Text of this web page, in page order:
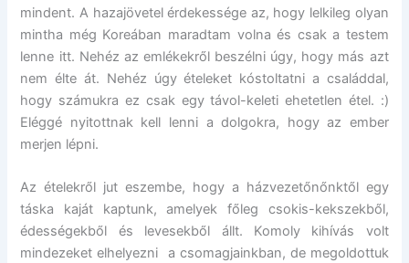
mindent. A hazajövetel érdekessége az, hogy lelkileg olyan
mintha még Koreában maradtam volna és csak a testem
lenne itt. Nehéz az emlékekről beszélni úgy, hogy más azt
nem élte át. Nehéz úgy ételeket kóstoltatni a családdal,
hogy számukra ez csak egy távol-keleti ehetetlen étel. :)
Eléggé nyitottnak kell lenni a dolgokra, hogy az ember
merjen lépni.
Az ételekről jut eszembe, hogy a házvezetőnőnktől egy
táska kaját kaptunk, amelyek főleg csokis-kekszekből,
édességekből és levesekből állt. Komoly kihívás volt
mindezeket elhelyezni a csomagjainkban, de megoldottuk